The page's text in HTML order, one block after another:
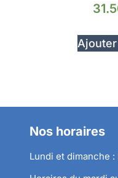
Nos horaires
Lundi et dimanche :